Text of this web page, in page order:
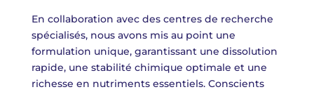
En collaboration avec des centres de recherche
spécialisés, nous avons mis au point une
formulation unique, garantissant une dissolution
rapide, une stabilité chimique optimale et une
richesse en nutriments essentiels. Conscients